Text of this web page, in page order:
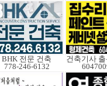
BHK 전문 건축
778-246-6132
건축기사